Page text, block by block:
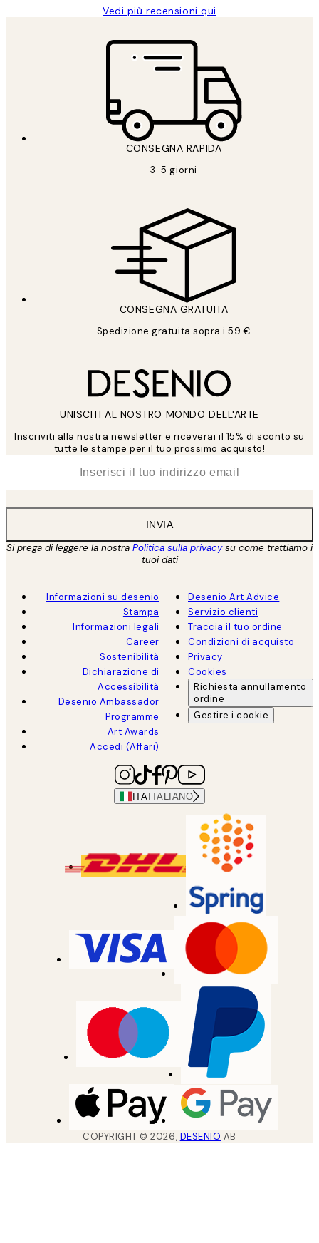
Vedi più recensioni qui
CONSEGNA RAPIDA
3-5 giorni
CONSEGNA GRATUITA
Spedizione gratuita sopra i 59 €
UNISCITI AL NOSTRO MONDO DELL'ARTE
Inscriviti alla nostra newsletter e riceverai il 15% di sconto su
tutte le stampe per il tuo prossimo acquisto!
INVIA
Si prega di leggere la nostra Politica sulla privacysu come trattiamo i
tuoi dati
Informazioni su desenio
Stampa
Informazioni legali
Career
Sostenibilità
Dichiarazione di
Accessibilità
Desenio Ambassador
Programme
Art Awards
Accedi (Affari)
Desenio Art Advice
Servizio clienti
Traccia il tuo ordine
Condizioni di acquisto
Privacy
Cookies
Richiesta annullamento
ordine
Gestire i cookie
ITA ITALIANO
COPYRIGHT ©2026, DESENIO AB